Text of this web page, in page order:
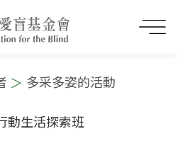
多采多姿的活動
動生活探索班